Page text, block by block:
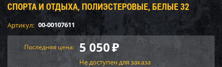
СПОРТА И ОТДЫХА, ПОЛИЭСТЕРОВЫЕ, БЕЛЫЕ 32
Артикул: 00-00107611
Последняя цена: 5 050₽
Не доступен для заказа